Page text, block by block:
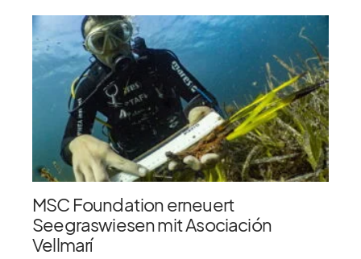
MSC Foundation erneuert
Seegraswiesen mit Asociación
Vellmarí